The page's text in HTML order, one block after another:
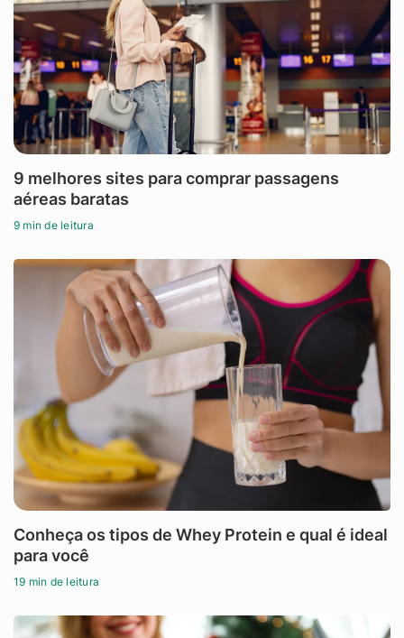
9 melhores sites para comprar passagens
aéreas baratas
9 min de leitura
Conheça os tipos de Whey Protein e qual é ideal
para você
19 min de leitura